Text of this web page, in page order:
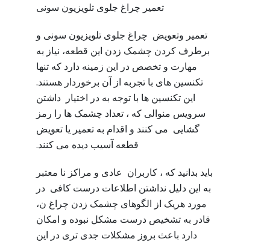
تعمیر چراغ جلوی تلویزیون سونی
تعمیر وتعویض چراغ جلوی تلویزیون سونی و
برطرف کردن چشمک زدن این قطعه، نیاز به
مهارت و تخصص در این زمینه دارد که تنها
تکنسین های با تجربه از آن برخوردار هستند.
این تکنسین ها با توجه به در اختیار داشتن
سرویس منوالی که ، تعداد چشمک ها را رمز
گشایی می کنند و اقدام به تعمیر یا تعویض
قطعه آسیب دیده می کنند.
باید بدانید که ، کاربران عادی و مراکز نا معتبر
به این دلیل نداشتن اطلاعات درست کافی در
مورد هریک از الگوهای چشمک زدن چراغ ن،
قادر به تشخیص درست مشکل نبوده و امکان
دارد باعث بروز مشکلات جدی تری در این